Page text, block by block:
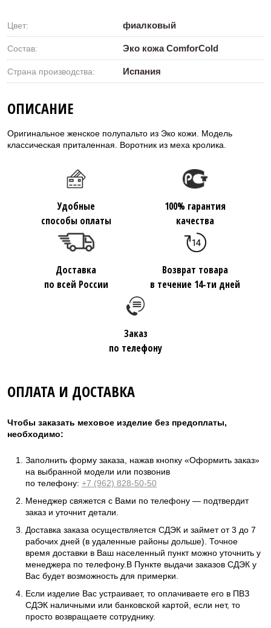
0 ₽
Цвет: фиалковый
Состав: Эко кожа ComforCold
Страна производства: Испания
ОПИСАНИЕ
Оригинальное женское полупальто из Эко кожи. Модель
классическая приталенная. Воротник из меха кролика.
Удобные
способы оплаты
100% гарантия
качества
Доставка
по всей России
Возврат товара
в течение 14-ти дней
Заказ
по телефону
ОПЛАТА И ДОСТАВКА
Чтобы заказать меховое изделие без предоплаты,
необходимо:
Заполнить форму заказа, нажав кнопку «Оформить заказ»
на выбранной модели или позвонив
по телефону: +7 (962) 828-50-50
Менеджер свяжется с Вами по телефону — подтвердит
заказ и уточнит детали.
Доставка заказа осуществляется СДЭК и займет от 3 до 7
рабочих дней (в удаленные районы дольше). Точное
время доставки в Ваш населенный пункт можно уточнить у
менеджера по телефону.В Пункте выдачи заказов СДЭК у
Вас будет возможность для примерки.
Если изделие Вас устраивает, то оплачиваете его в ПВЗ
СДЭК наличными или банковской картой, если нет, то
просто возвращаете сотруднику.